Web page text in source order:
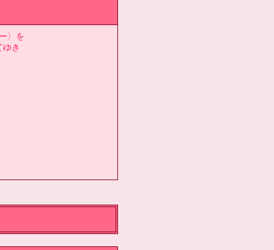
〉を
き